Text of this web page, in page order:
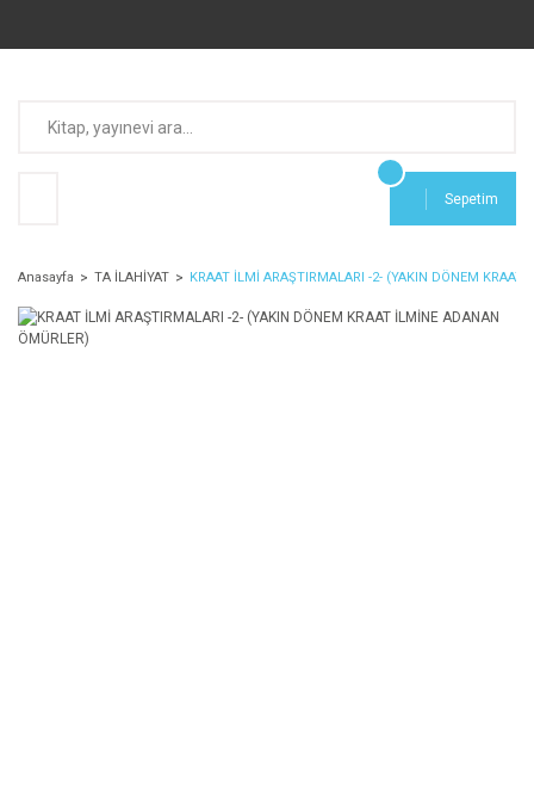
Sepetim
Anasayfa TA İLAHİYAT KRAAT İLMİ ARAŞTIRMALARI -2- (YAKIN DÖNEM KRAAT